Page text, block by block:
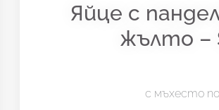
Яйце с
жълто –
с мъхесто